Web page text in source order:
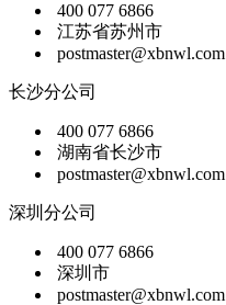
400 077 6866
江苏省苏州市
postmaster@xbnwl.com
长沙分公司
400 077 6866
湖南省长沙市
postmaster@xbnwl.com
深圳分公司
400 077 6866
深圳市
postmaster@xbnwl.com